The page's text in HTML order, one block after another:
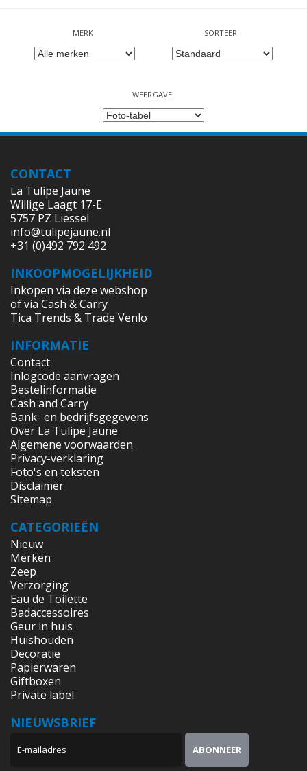
MERK SORTEER
WEERGAVE
CONTACT
La Tulipe Jaune
Willige Laagt 17-E
5757 PZ Liessel
info@tulipejaune.nl
+31 (0)492 792 492
INKOOPMOGELIJKHEID
Inkopen via deze webshop
of via Cash & Carry
Tica Trends & Trade Venlo
INFORMATIE
Contact
Inlogcode aanvragen
Bestelinformatie
Cash and Carry
Bank- en bedrijfsgegevens
Over La Tulipe Jaune
Algemene voorwaarden
Privacy-verklaring
Foto's en teksten
Disclaimer
Sitemap
CATEGORIEËN
Nieuw
Merken
Zeep
Verzorging
Eau de Toilette
Badaccessoires
Geur in huis
Huishouden
Decoratie
Papierwaren
Giftboxen
Private label
NIEUWSBRIEF